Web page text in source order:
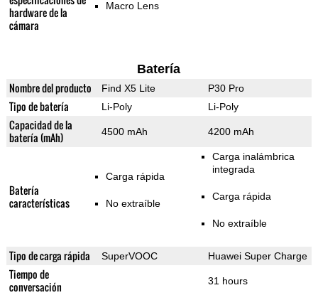
hardware de la
cámara
Macro Lens
Batería
Nombre del producto Find X5 Lite P30 Pro
Tipo de batería Li-Poly Li-Poly
Capacidad de la
batería (mAh)
4500 mAh 4200 mAh
Batería
características
Carga rápida
No extraíble
Carga inalámbrica
integrada
Carga rápida
No extraíble
Tipo de carga rápida SuperVOOC Huawei Super Charge
Tiempo de
conversación
31 hours